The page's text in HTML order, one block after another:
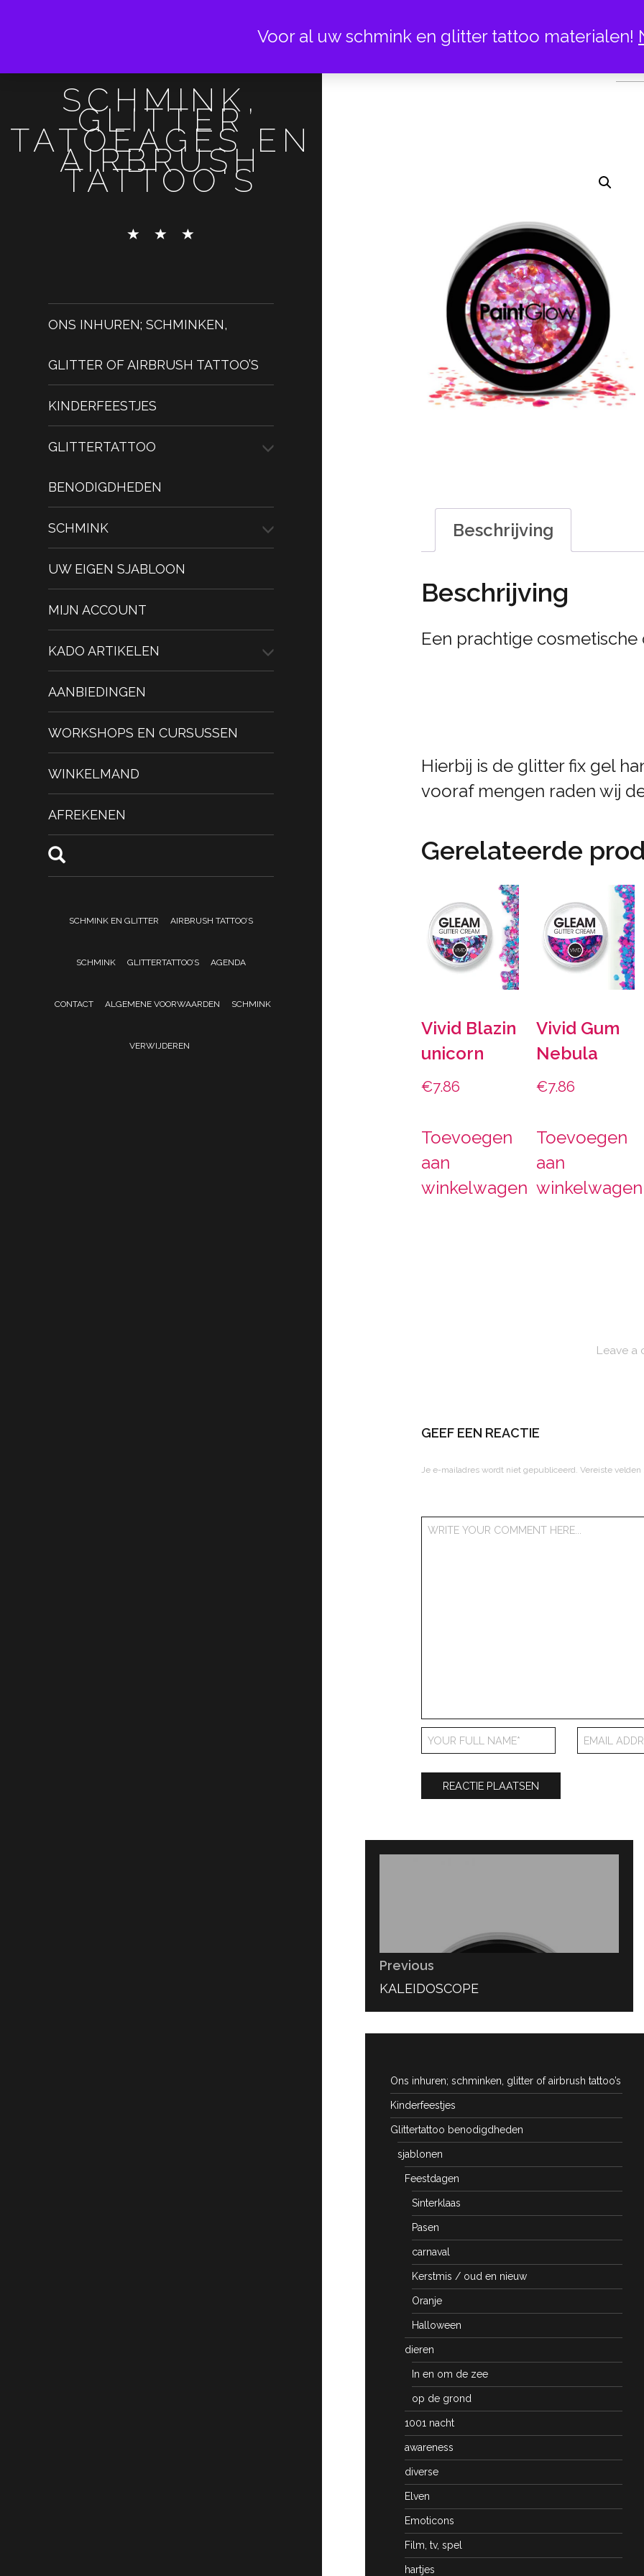
SCHMINK,
GLITTER
TATOEAGES EN
AIRBRUSH
TATTOO'S
ONS INHUREN; SCHMINKEN,
GLITTER OF AIRBRUSH TATTOO’S
KINDERFEESTJES
GLITTERTATTOO
BENODIGDHEDEN
SCHMINK
UW EIGEN SJABLOON
MIJN ACCOUNT
KADO ARTIKELEN
AANBIEDINGEN
WORKSHOPS EN CURSUSSEN
WINKELMAND
AFREKENEN
SCHMINK EN GLITTER AIRBRUSH TATTOO’S
SCHMINK GLITTERTATTOO’S AGENDA
CONTACT ALGEMENE VOORWAARDEN SCHMINK
VERWIJDEREN
HEART
Beschrijving
Beschrijving
Een prachtige
Hierbij is de glitter fix gel
vooraf mengen raden wij
Gerelateerde
Vivid Blazin
unicorn
€7.86
Toevoegen
aan
winkelwagen
Vivid Gum
Nebula
€7.86
Toevoegen
aan
winkelwagen
Leave a
GEEF EEN REACTIE
Je e-mailadres wordt niet gepubliceerd. Vereiste
Bericht
Previous
PREVIOUS
KALEIDOSCOPE
Ons inhuren; schminken, glitter of airbrush tattoo’s
Kinderfeestjes
Glittertattoo benodigdheden
sjablonen
Feestdagen
Sinterklaas
Pasen
carnaval
Kerstmis / oud en nieuw
Oranje
Halloween
dieren
In en om de zee
op de grond
1001 nacht
awareness
diverse
Elven
Emoticons
Film, tv, spel
hartjes
Voor al uw schmink en glitter tattoo materialen!